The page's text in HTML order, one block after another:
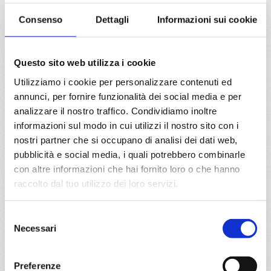
Consenso Dettagli Informazioni sui cookie
Questo sito web utilizza i cookie
Utilizziamo i cookie per personalizzare contenuti ed
annunci, per fornire funzionalità dei social media e per
analizzare il nostro traffico. Condividiamo inoltre
informazioni sul modo in cui utilizzi il nostro sito con i
nostri partner che si occupano di analisi dei dati web,
pubblicità e social media, i quali potrebbero combinarle
con altre informazioni che hai fornito loro o che hanno
raccolto dal tuo utilizzo dei loro servizi.
delNecessari
Preferenze
DETTAGLI
Mediterraneo 8 giorni
daVeneziacon
Venezia, Kotor, Mykonos, Syros Grecia, Ancona, Venezia
05/09/2026
€ 813
12/09/2026
€ 783
19/09/2026
26/09/2026